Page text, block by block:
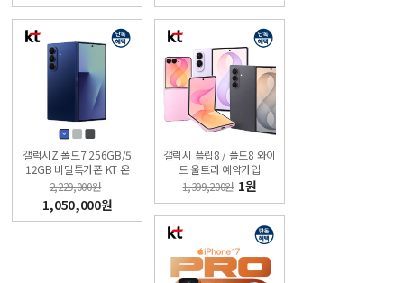
갤럭시Z 폴드7 256GB/5
12GB 비밀특가폰 KT 온
라인샵
2,229,000원
1,050,000원
갤럭시 플립8 / 폴드8 와이
드 울트라 예약가입
1,399,200원 1원